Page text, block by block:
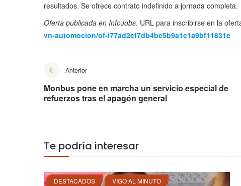
resultados. Se ofrece contrato indefinido a jornada completa.
Oferta publicada en InfoJobs. URL para inscribirse en la
vn-automocion/of-i77ad2cf7db4bc5b9a1c1a9bf11831e
Anterior
Monbus pone en marcha un servicio especial de
refuerzos tras el apagón general
Te podría interesar
DESTACADOS VIGO AL MINUTO